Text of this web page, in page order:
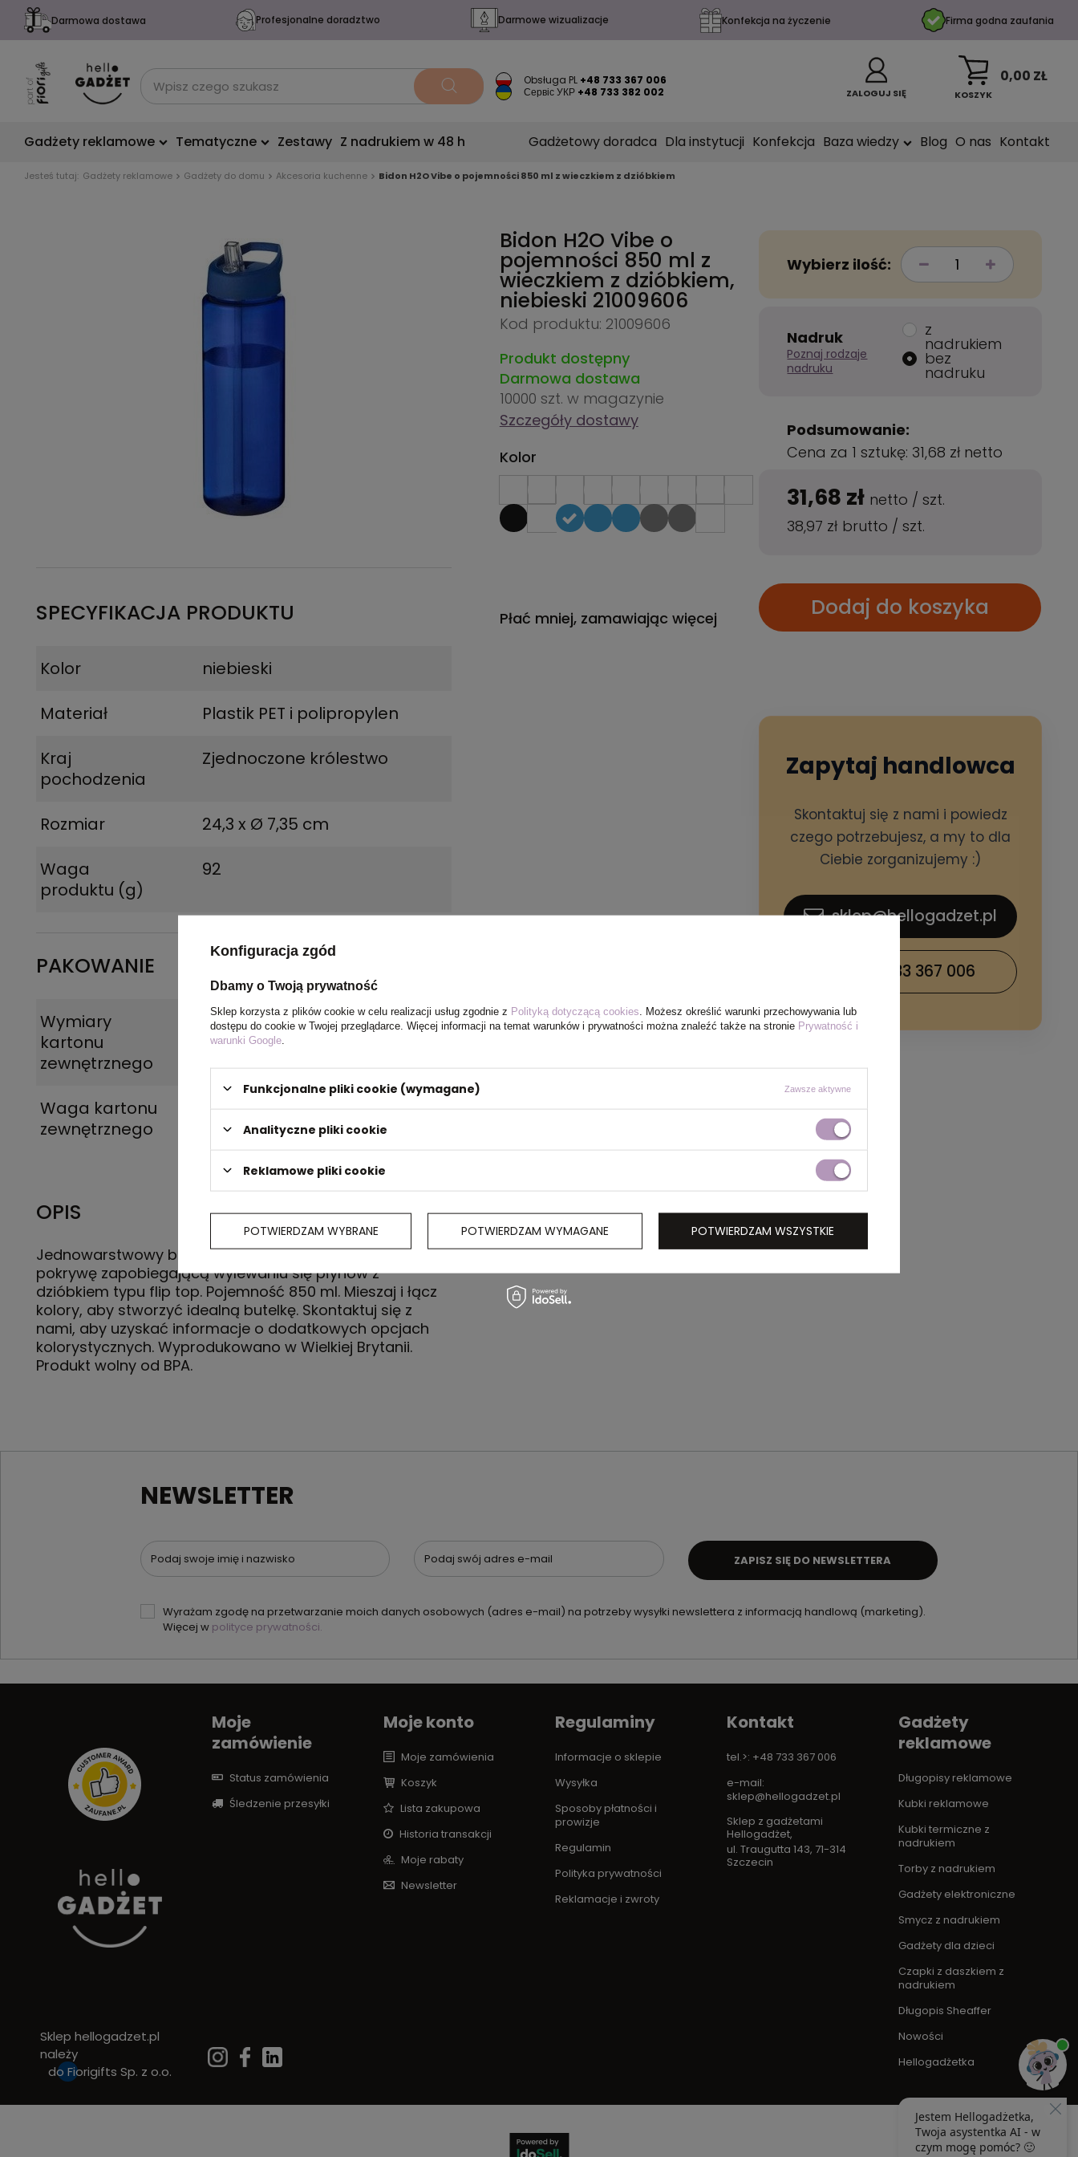
Darmowa dostawa Profesjonalne doradztwo Darmowe wizualizacje Konfekcja na życzenie Firma godna zaufania
Obsługa PL +48 733 367 006
Сервіс УКР +48 733 382 002 ZALOGUJ SIĘ KOSZYK
0,00 ZŁ
Gadżety reklamowe Tematyczne Zestawy Z nadrukiem w 48 h Gadżetowy doradca Dla instytucji Konfekcja Baza wiedzy Blog O nas Kontakt
Jesteś tutaj: Gadżety reklamowe Gadżety do domu Akcesoria kuchenne Bidon H2O Vibe o pojemności 850 ml z wieczkiem z dzióbkiem
SPECYFIKACJA PRODUKTU
Kolor
niebieski
Materiał
Plastik PET i polipropylen
Kraj
pochodzenia
Zjednoczone królestwo
Rozmiar
24,3 x Ø 7,35 cm
Waga
produktu (g)
92
PAKOWANIE
Wymiary
kartonu
zewnętrznego
49 x 50 x 40 cm
Waga kartonu
zewnętrznego
OPIS
Jednowarstwowy bidon o prostym kształcie. Posiada
pokrywę zapobiegającą wylewaniu się płynów z
dzióbkiem typu flip top. Pojemność 850 ml. Mieszaj i łącz
kolory, aby stworzyć idealną butelkę. Skontaktuj się z
nami, aby uzyskać informacje o dodatkowych opcjach
kolorystycznych. Wyprodukowano w Wielkiej Brytanii.
Produkt wolny od BPA.
Bidon H2O Vibe o
pojemności 850 ml z
wieczkiem z dzióbkiem,
niebieski 21009606
Kod produktu: 21009606
Produkt dostępny
Darmowa dostawa
10000 szt. w magazynie
Szczegóły dostawy
Kolor
Płać mniej, zamawiając więcej
Wybierz ilość:
Nadruk
Poznaj rodzaje
nadruku
z
nadrukiem
bez
nadruku
Podsumowanie:
Cena za 1 sztukę: 31,68 zł netto
31,68 zł netto /szt.
38,97 zł brutto /szt.
Dodaj do koszyka
Zapytaj handlowca
Skontaktuj się z nami i powiedz
czego potrzebujesz, a my to dla
Ciebie zorganizujemy :)
sklep@hellogadzet.pl
+48 733 367 006
NEWSLETTER
Podaj swoje imię i nazwisko Podaj swój adres e-mail
Wyrażam zgodę na przetwarzanie moich danych osobowych (adres e-mail) na potrzeby wysyłki newslettera z informacją handlową (marketing).
Więcej w polityce prywatności.
ZAPISZ SIĘ DO NEWSLETTERA
Sklep hellogadzet.pl
należy
do Fiorigifts Sp. z o.o.
Moje
zamówienie
Status zamówienia
Śledzenie przesyłki
Moje konto
Moje zamówienia
Koszyk
Lista zakupowa
Historia transakcji
Moje rabaty
Newsletter
Regulaminy
Informacje o sklepie
Wysyłka
Sposoby płatności i
prowizje
Regulamin
Polityka prywatności
Reklamacje i zwroty
Kontakt
tel.>: +48 733 367 006
e-mail:
sklep@hellogadzet.pl
Sklep z gadżetami
Hellogadżet,
ul. Traugutta 143, 71-314
Szczecin
Gadżety
reklamowe
Długopisy reklamowe
Kubki reklamowe
Kubki termiczne z
nadrukiem
Torby z nadrukiem
Gadżety elektroniczne
Smycz z nadrukiem
Gadżety dla dzieci
Czapki z daszkiem z
nadrukiem
Długopis Sheaffer
Nowości
Hellogadżetka
Konfiguracja zgód
Dbamy o Twoją prywatność
Sklep korzysta z plików cookie w celu realizacji usług zgodnie z Polityką dotyczącą cookies . Możesz określić warunki przechowywania lub
dostępu do cookie w Twojej przeglądarce. Więcej informacji na temat warunków i prywatności można znaleźć także na stronie Prywatność i
warunki Google
Funkcjonalne pliki cookie (wymagane) Zawsze aktywne
Analityczne pliki cookie
Reklamowe pliki cookie
POTWIERDZAM WYBRANE POTWIERDZAM WYMAGANE POTWIERDZAM WSZYSTKIE